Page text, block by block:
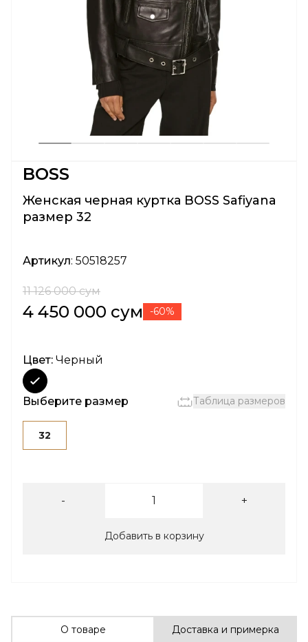
BOSS
Женская черная куртка BOSS Safiyana
размер 32
Артикул: 50518257
11 126 000 сум
4 450 000 сум -60%
Цвет: Черный
Выберите размер Таблица размеров
32
- +
Добавить в корзину
О товаре Доставка и примерка